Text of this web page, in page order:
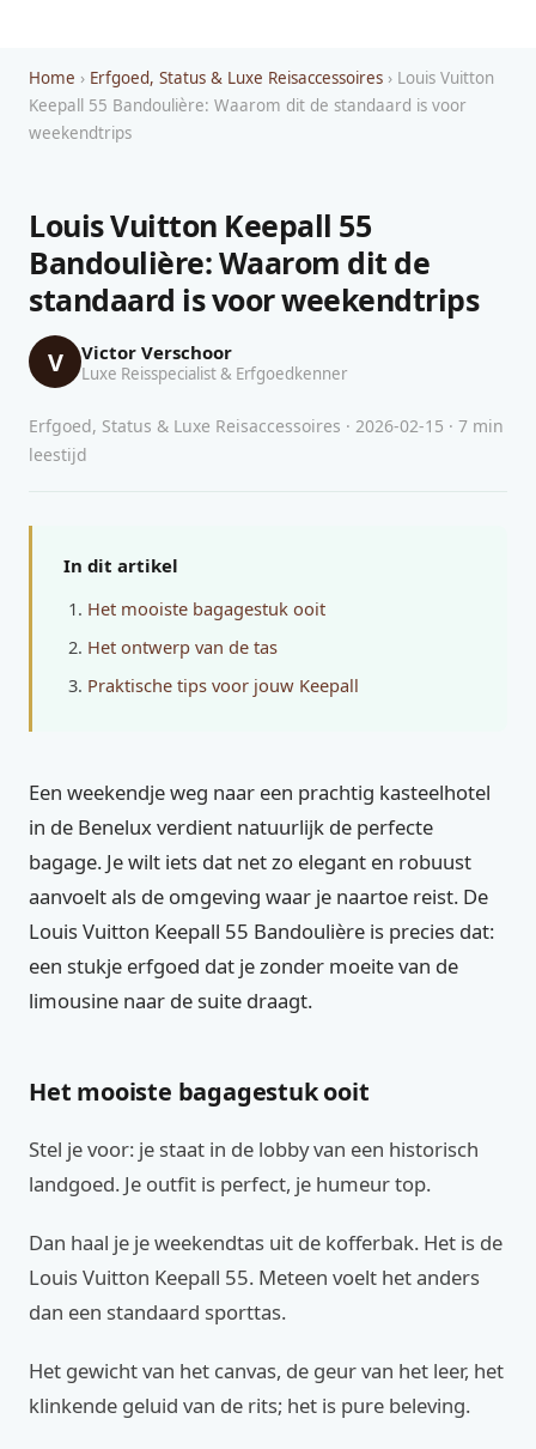
Home › Erfgoed, Status & Luxe Reisaccessoires › Louis Vuitton
Keepall 55 Bandoulière: Waarom dit de standaard is voor
weekendtrips
Louis Vuitton Keepall 55
Bandoulière: Waarom dit de
standaard is voor weekendtrips
V Victor Verschoor
Luxe Reisspecialist & Erfgoedkenner
Erfgoed, Status & Luxe Reisaccessoires · 2026-02-15 · 7 min
leestijd
In dit artikel
Het mooiste bagagestuk ooit
Het ontwerp van de tas
Praktische tips voor jouw Keepall
Een weekendje weg naar een prachtig kasteelhotel
in de Benelux verdient natuurlijk de perfecte
bagage. Je wilt iets dat net zo elegant en robuust
aanvoelt als de omgeving waar je naartoe reist. De
Louis Vuitton Keepall 55 Bandoulière is precies dat:
een stukje erfgoed dat je zonder moeite van de
limousine naar de suite draagt.
Het mooiste bagagestuk ooit
Stel je voor: je staat in de lobby van een historisch
landgoed. Je outfit is perfect, je humeur top.
Dan haal je je weekendtas uit de kofferbak. Het is de
Louis Vuitton Keepall 55. Meteen voelt het anders
dan een standaard sporttas.
Het gewicht van het canvas, de geur van het leer, het
klinkende geluid van de rits; het is pure beleving.